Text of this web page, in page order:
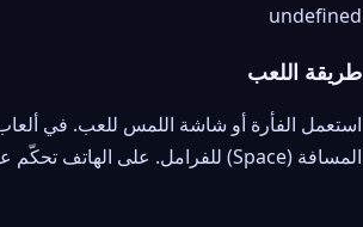
undefined
طريقة اللعب
المسافة (Space) للفرامل. على الهاتف تحكّم عبر أزرار اللمس على الشاشة.